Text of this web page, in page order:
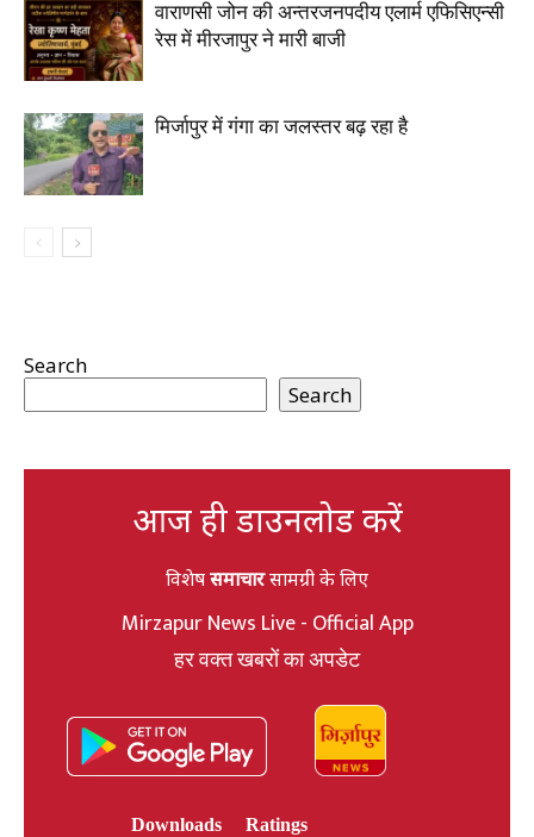
वाराणसी जोन की अन्तरजनपदीय एलार्म एफिसिएन्सी
रेस में मीरजापुर ने मारी बाजी
मिर्जापुर में गंगा का जलस्तर बढ़ रहा है
Search
Search
आज ही डाउनलोड करें
विशेषसमाचारसामग्री के लिए
Mirzapur News Live - Official App
हर वक्त खबरों का अपडेट
Downloads
Ratings